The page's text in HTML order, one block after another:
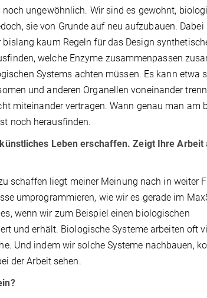
ungewöhnlich. Wir sind es gewohnt,
sie von Grunde auf neu aufzubauen. Dabei
kaum Regeln für das Design
welche Enzyme zusammenpassen
Systems achten müssen. Es kann etwa
und anderen Organellen voneinander
miteinander vertragen. Wann genau man am
noch herausfinden.
Leben erschaffen. Zeigt Ihre Arbeit
schaffen liegt meiner Meinung nach in weiter
umprogrammieren, wie wir es gerade im
wenn wir zum Beispiel einen biologischen
und erhält. Biologische Systeme arbeiten oft
Und indem wir solche Systeme nachbauen,
der Arbeit sehen.